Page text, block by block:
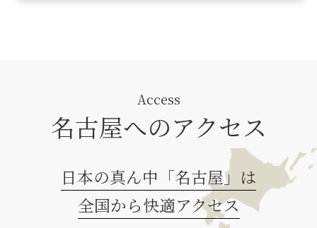
Access
名古屋へのアクセス
日本の真ん中「名古屋」は
全国から快適アクセス